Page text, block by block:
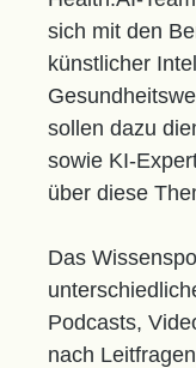
sich mit den
künstlicher
sollen dazu
sowie KI-
über diese
Das
Podcasts,
nach